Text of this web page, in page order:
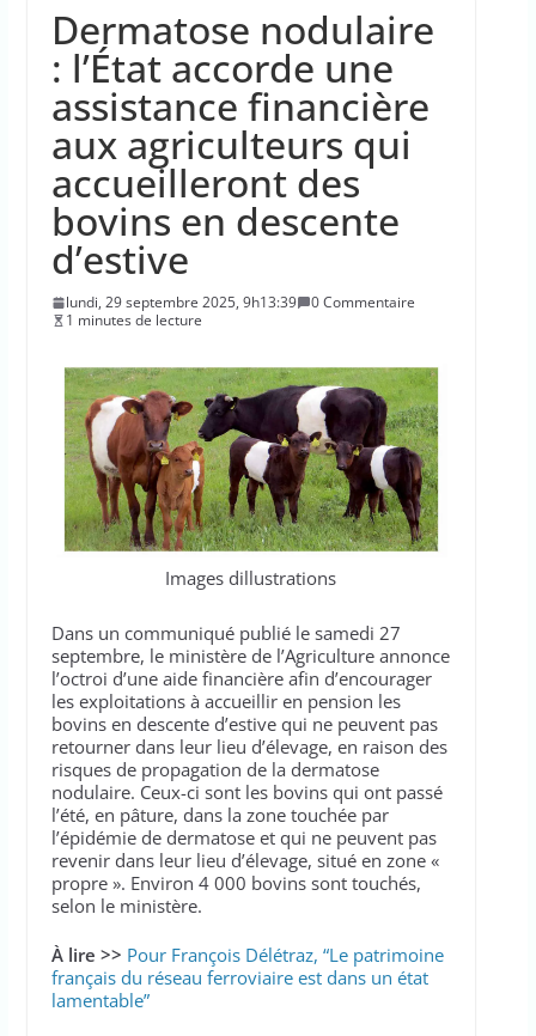
“C’est scandaleux” d’avoir cinq
Canadair disponibles sur 12
Le maire de New York, dit qu’il
n’a pas la capacité juridique
d’arrêter Benyamin Nétanyahou
L’épidémie d’Ebola a entraîné
plus de 1 000 décès en RDC et en
Ouganda
Dermatose nodulaire
: l’État accorde une
assistance financière
aux agriculteurs qui
accueilleront des
bovins en descente
d’estive
lundi, 29 septembre 2025, 9h13:39
0 Commentaire
1 minutes de lecture
Images dillustrations
Dans un communiqué publié le samedi 27
septembre, le ministère de l’Agriculture annonce
l’octroi d’une aide financière afin d’encourager
les exploitations à accueillir en pension les
bovins en descente d’estive qui ne peuvent pas
retourner dans leur lieu d’élevage, en raison des
risques de propagation de la dermatose
nodulaire. Ceux-ci sont les bovins qui ont passé
l’été, en pâture, dans la zone touchée par
l’épidémie de dermatose et qui ne peuvent pas
revenir dans leur lieu d’élevage, situé en zone «
propre ». Environ 4 000 bovins sont touchés,
selon le ministère.
À lire >> Pour François Délétraz, “Le patrimoine
français du réseau ferroviaire est dans un état
lamentable”